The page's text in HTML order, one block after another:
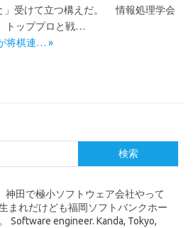
」受けて立つ構えだ。 情報処理学会
トッププロと戦…
将棋連… »
検索
神田で極小ソフトウェア会社やって
まれだけども福岡ソフトバンクホー
Software engineer. Kanda, Tokyo,